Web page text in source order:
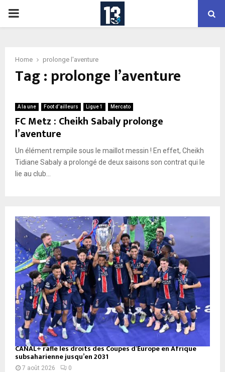
PRIMARY
Home prolonge l'aventure
Tag : prolonge l’aventure
A la une Foot d’ailleurs Ligue 1 Mercato
FC Metz : Cheikh Sabaly prolonge
l’aventure
Un élément rempile sous le maillot messin ! En effet, Cheikh
Tidiane Sabaly a prolongé de deux saisons son contrat qui le
lie au club...
CANAL+ rafle les droits des Coupes d’Europe en Afrique
subsaharienne jusqu’en 2031
7 août 2026 0